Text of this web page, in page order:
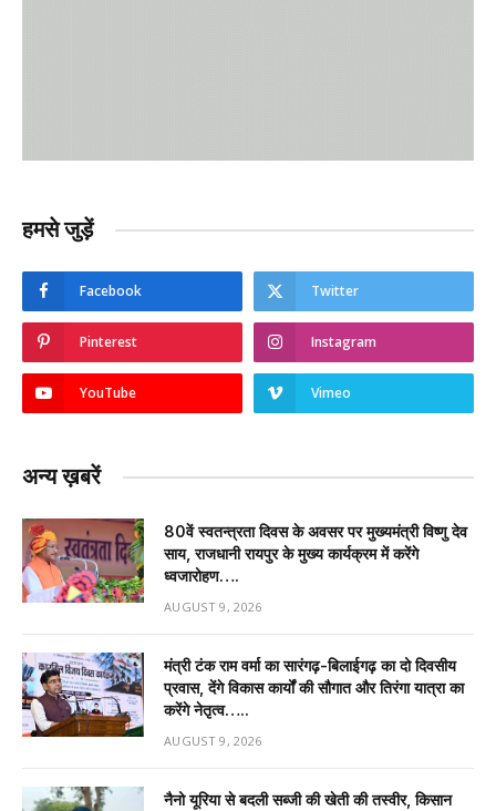
हमसे जुड़ें
Facebook Twitter
Pinterest Instagram
YouTube Vimeo
अन्य ख़बरें
80वें स्वतन्त्रता दिवस के अवसर पर मुख्यमंत्री विष्णु देव
साय, राजधानी रायपुर के मुख्य कार्यक्रम में करेंगे
ध्वजारोहण….
AUGUST 9, 2026
मंत्री टंक राम वर्मा का सारंगढ़-बिलाईगढ़ का दो दिवसीय
प्रवास, देंगे विकास कार्यों की सौगात और तिरंगा यात्रा का
करेंगे नेतृत्व…..
AUGUST 9, 2026
नैनो यूरिया से बदली सब्जी की खेती की तस्वीर, किसान